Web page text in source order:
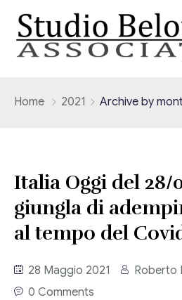
Contabilità
Adempimenti Dichiarativi e
Contrattualistica Varia
Consulenza Societaria
Circolari
Circolari Flash
Eventi
Home 2021 Archive by
Italia Oggi del 28/
giungla di
al tempo del
28 Maggio 2021
Roberto
0 Comments